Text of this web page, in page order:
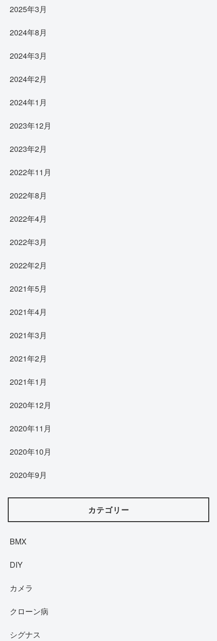
2025年3月
2024年8月
2024年3月
2024年2月
2024年1月
2023年12月
2023年2月
2022年11月
2022年8月
2022年4月
2022年3月
2022年2月
2021年5月
2021年4月
2021年3月
2021年2月
2021年1月
2020年12月
2020年11月
2020年10月
2020年9月
カテゴリー
BMX
DIY
カメラ
クローン病
シグナス